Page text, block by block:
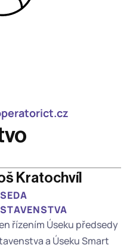
Kratochvíl
řízením Úseku předsedy
a Úseku Smart